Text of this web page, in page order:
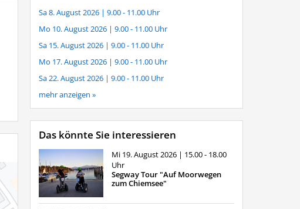
Sa 8. August 2026 | 9.00 - 11.00 Uhr
Mo 10. August 2026 | 9.00 - 11.00 Uhr
Sa 15. August 2026 | 9.00 - 11.00 Uhr
Mo 17. August 2026 | 9.00 - 11.00 Uhr
Sa 22. August 2026 | 9.00 - 11.00 Uhr
mehr anzeigen »
Das könnte Sie interessieren
Mi 19. August 2026 | 15.00 - 18.00
Uhr
Segway Tour "Auf Moorwegen
zum Chiemsee"